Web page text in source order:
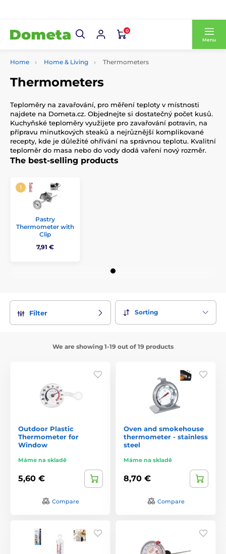
0
Menu
Home Home & Living Thermometers
Thermometers
Teploměry na zavařování, pro měření teploty v místnosti
najdete na Dometa.cz. Objednejte si dostatečný počet kusů.
Kuchyňské teploměry využijete pro zavařování potravin, na
přípravu minutkových steaků a nejrůznější komplikované
recepty, kde je důležité ohřívání na správnou teplotu. Kvalitní
teploměr do masa nebo do vody dodá vaření nový rozměr.
The best-selling products
Pastry
Thermometer with
Clip
7,91 €
Filter Sorting
We are showing 1-19 out of 19 products
Outdoor Plastic
Thermometer for
Window
Máme na skladě
5,60 €
Compare
Oven and smokehouse
thermometer - stainless
steel
Máme na skladě
8,70 €
Compare